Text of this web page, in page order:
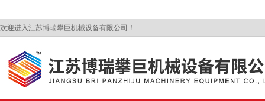
欢迎进入江苏博瑞攀巨机械设备有限公司！